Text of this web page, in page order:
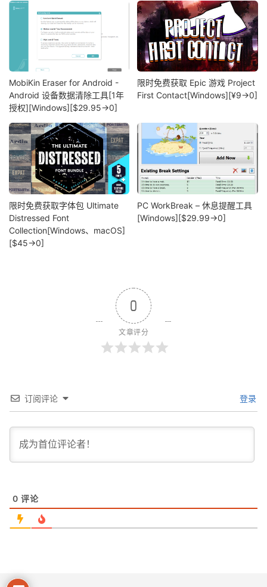
MobiKin Eraser for Android -
Android 设备数据清除工具[1年
授权][Windows][$29.95→0]
限时免费获取 Epic 游戏 Project
First Contact[Windows][¥9→0]
限时免费获取字体包 Ultimate
Distressed Font
Collection[Windows、macOS]
[$45→0]
PC WorkBreak – 休息提醒工具
[Windows][$29.99→0]
0
文章评分
订阅评论 登录
0 评论